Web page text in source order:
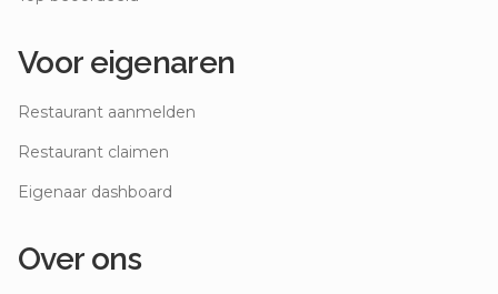
Voor eigenaren
Restaurant aanmelden
Restaurant claimen
Eigenaar dashboard
Over ons